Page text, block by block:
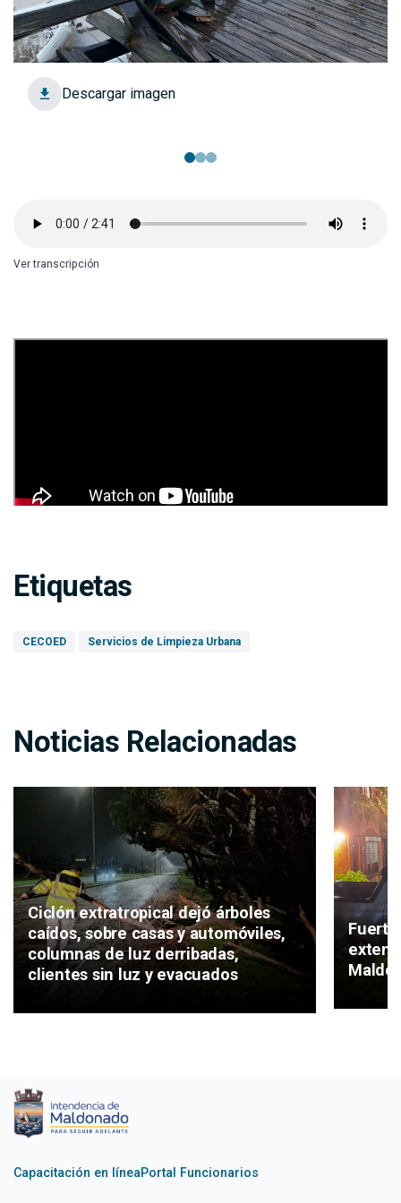
Descargar imagen
Ver transcripción
Etiquetas
CECOED Servicios de Limpieza Urbana
Noticias Relacionadas
Ciclón extratropical dejó árboles
caídos, sobre casas y automóviles,
columnas de luz derribadas,
clientes sin luz y evacuados
Capacitación en líneaPortal Funcionarios